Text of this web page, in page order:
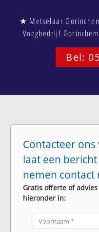
★ Metselaar
Voegbedrijf
Bel:
Contacteer
laat een
nemen contact
Gratis offerte of
hieronder in: